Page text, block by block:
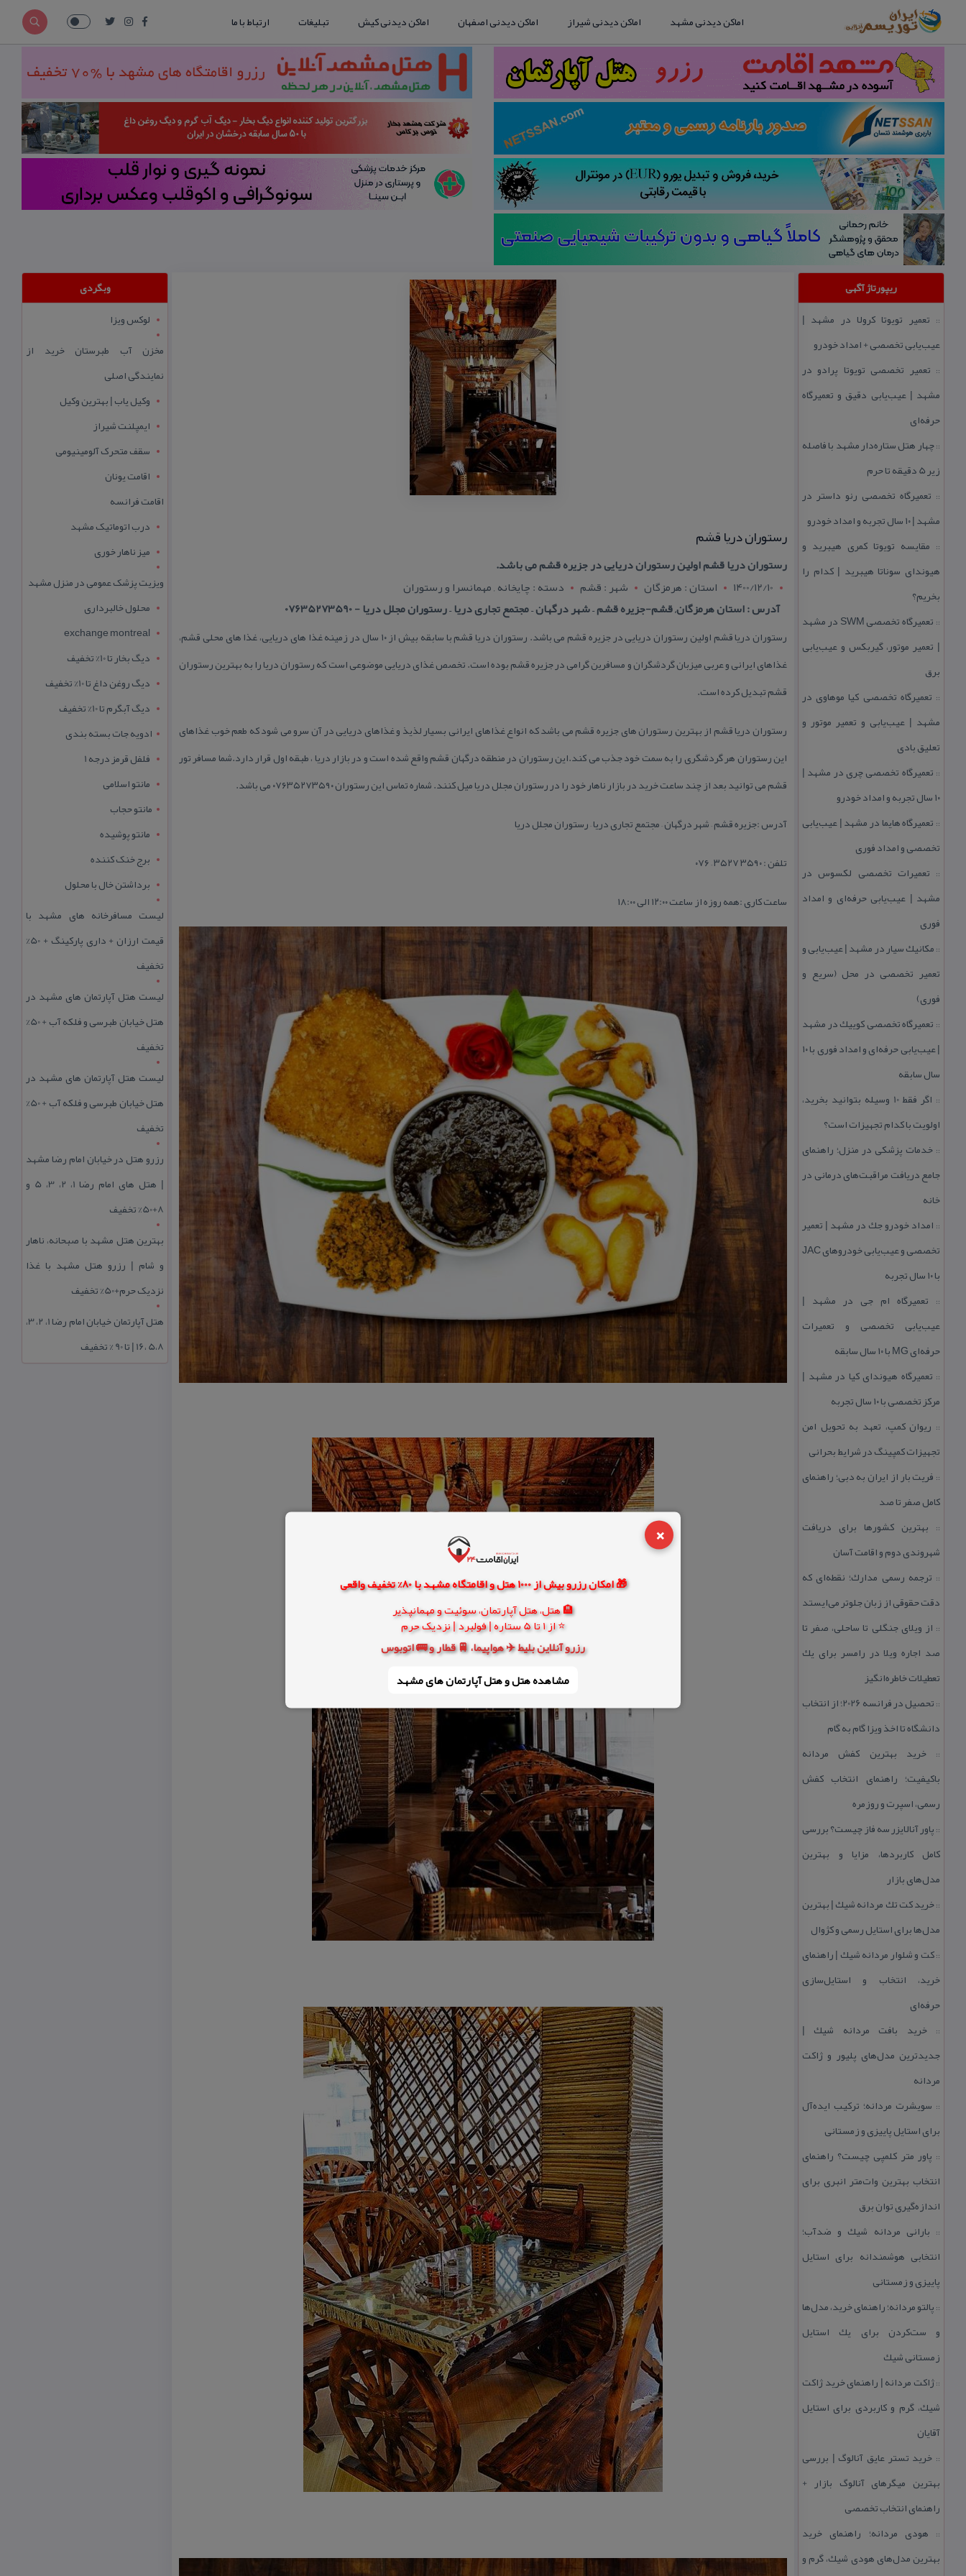
×
🎁 امکان رزرو بیش از 1000 هتل و اقامتگاه مشهد با 80% تخفیف واقعی
🏨 هتل، هتل آپارتمان، سوئیت و مهمانپذیر
⭐ از 1 تا 5 ستاره | فولبرد | نزدیک حرم
رزرو آنلاین بلیط ✈️ هواپیما، 🚆 قطار و 🚌 اتوبوس
مشاهده هتل و هتل‌ آپارتمان های مشهد
اماکن دیدنی مشهد اماکن دیدنی شیراز اماکن دیدنی اصفهان اماکن دیدنی کیش تبلیغات ارتباط با ما
ریپورتاژ آگهی
:: تعمیر تویوتا كرولا در مشهد |
عیب‌یابی تخصصی + امداد خودرو
:: تعمیر تخصصی تویوتا پرادو در
مشهد | عیب‌یابی دقیق و تعمیرگاه
حرفه‌ای
::چهار هتل‌ ستاره‌دار مشهد با فاصله
زیر 5 دقیقه تا حرم
:: تعمیرگاه تخصصی رنو داستر در
مشهد | ۱۰ سال تجربه و امداد خودرو
:: مقایسه تویوتا كمری هیبرید و
هیوندای سوناتا هیبرید | كدام را
بخریم؟
::
تعمیرگاه تخصصی SWM در مشهد
| تعمیر موتور، گیربكس و عیب‌یابی
برق
:: تعمیرگاه تخصصی كیا موهاوی در
مشهد | عیب‌یابی و تعمیر موتور و
تعلیق بادی
:: تعمیرگاه تخصصی چری در مشهد |
۱۰ سال تجربه و امداد خودرو
:: تعمیرگاه هایما در مشهد | عیب‌یابی
تخصصی و امداد فوری
:: تعمیرات تخصصی لكسوس در
مشهد | عیب‌یابی حرفه‌ای و امداد
فوری
:: مكانیك سیار در مشهد | عیب‌یابی و
تعمیر تخصصی در محل (سریع و
فوری)
:: تعمیرگاه تخصصی كوییك در مشهد
| عیب‌یابی حرفه‌ای و امداد فوری با ۱۰
سال سابقه
::
اگر فقط 10 وسیله بتوانید بخرید،
اولویت با كدام تجهیزات است؟
:: خدمات پزشكی در منزل؛ راهنمای
جامع دریافت مراقبت‌های درمانی در
خانه
:: امداد خودرو جك در مشهد | تعمیر
تخصصی و عیب‌یابی خودروهای JAC
با ۱۰ سال تجربه
:: تعمیرگاه ام جی در مشهد |
عیب‌یابی تخصصی و تعمیرات
حرفه‌ای MG با ۱۰ سال سابقه
:: تعمیرگاه هیوندای كیا در مشهد |
مركز تخصصی با ۱۰ سال تجربه
:: ریوان كمپ، تعهد به تحویل امن
تجهیزات كمپینگ در شرایط بحرانی
:: فریت بار از ایران به دبی؛ راهنمای
كامل صفر تا صد
:: بهترین كشورها برای دریافت
شهروندی دوم و اقامت آسان
:: ترجمه رسمی مدارك؛ نقطه‌ای كه
دقت حقوقی از زبان جلوتر می‌ایستد
:: از ویلای جنگلی تا ساحلی، صفر تا
صد اجاره ویلا در رامسر برای یك
تعطیلات خاطره‌انگیز
::
تحصیل در فرانسه 2026؛ از انتخاب
دانشگاه تا اخذ ویزا گام به گام
::خرید بهترین كفش مردانه
باكیفیت؛ راهنمای انتخاب كفش
رسمی، اسپرت و روزمره
:: پاور آنالایزر سه فاز چیست؟ بررسی
كامل كاربردها، مزایا و بهترین
مدل‌های بازار
::خرید كت تك مردانه شیك | بهترین
مدل‌ها برای استایل رسمی و كژوال
::كت و شلوار مردانه شیك | راهنمای
خرید، انتخاب و استایل‌سازی
حرفه‌ای
::خرید بافت مردانه شیك |
جدیدترین مدل‌های پلیور و ژاكت
مردانه
:: سویشرت مردانه؛ تركیب ایده‌آل
برای استایل پاییزی و زمستانی
:: پاور متر كلمپی چیست؟ راهنمای
انتخاب بهترین وات‌متر انبری برای
اندازه‌گیری توان برق
:: بارانی مردانه شیك و ضدآب؛
انتخابی هوشمندانه برای استایل
پاییزی و زمستانی
:: پالتو مردانه؛ راهنمای خرید، مدل‌ها
و ست‌كردن برای یك استایل
زمستانی شیك
::ژاكت مردانه | راهنمای خرید ژاكت
شیك، گرم و كاربردی برای استایل
آقایان
:: خرید تستر عایق آنالوگ | بررسی
بهترین میگرهای آنالوگ بازار +
راهنمای انتخاب تخصصی
:: هودی مردانه؛ راهنمای خرید
بهترین مدل‌های هودی شیك، گرم و
رستوران دریا قشم
رستوران دریا قشم اولین رستوران دریایی در جزیره قشم می باشد.
1400/12/10
استان : هرمزگان شهر : قشم
دسته : چایخانه , مهمانسرا و رستوران
آدرس : استان هرمزگان, قشم-جزیره قشم – شهر درگهان – مجتمع تجاری دریا – رستوران مجلل دریا - 07635273590
رستوران دریا قشم اولین رستوران دریایی در جزیره قشم می باشد. رستوران دریا قشم با سابقه بیش از ۱۰ سال در زمینه غذا های دریایی، غذا های محلی قشم،
غذاهای ایرانی و عربی میزبان گردشگران و مسافرین گرامی در جزیره قشم بوده است. تخصص غذای دریایی موضوعی است كه رستوران دریا را به بهترین رستوران
قشم تبدیل كرده است.
رستوران دریا قشم از بهترین رستوران های جزیره قشم می باشد كه انواع غذاهای ایرانی بسیار لذیذ و غذاهای دریایی در آن سرو می شود كه طعم خوب غذاهای
این رستوران هر گردشگری را به سمت خود جذب می كند.این رستوران در منطقه درگهان قشم واقع شده است و در بازار دریا ، طبقه اول قرار دارد.شما مسافر تور
قشم می توانید بعد از چند ساعت خرید در بازار ناهار خود را در رستوران مجلل دریا میل كنند. شماره تماس این رستوران ۰۷۶۳۵۲۷۳۵۹۰ می باشد.
آدرس :جزیره قشم – شهر درگهان – مجتمع تجاری دریا – رستوران مجلل دریا
تلفن : ۳۵۹۰ ۳۵۲۷ – ۰۷۶
ساعت كاری :همه روزه از ساعت ۱۲:۰۰ الی ۱۸:۰۰
وبگردی
لوکس ویزا
مخزن آب طبرستان خرید از
نمایندگی اصلی
وکیل یاب | بهترین وکیل
ایمپلنت شیراز
سقف متحرک آلومینیومی
اقامت یونان
اقامت فرانسه
درب اتوماتیک مشهد
میز ناهار خوری
ویزیت پزشک عمومی در منزل مشهد
محلول خالبرداری
exchange montreal
دیگ بخار تا 10% تخفیف
دیگ روغن داغ تا 10% تخفیف
دیگ آبگرم تا 10% تخفیف
ادویه جات بسته بندی
فلفل قرمز درجه 1
مانتو اسلامی
مانتو حجاب
مانتو پوشیده
برج خنک کننده
برداشتن خال با محلول
لیست مسافرخانه های مشهد با
قیمت ارزان + داری پارکینگ + 50%
تخفیف
لیست هتل آپارتمان های مشهد در
هتل خیابان طبرسی و فلکه آب + 50%
تخفیف
لیست هتل آپارتمان های مشهد در
هتل خیابان طبرسی و فلکه آب + 50%
تخفیف
رزرو هتل در خیابان امام رضا مشهد
| هتل‌ های امام رضا 1، 2، 3، 5 و
8+50% تخفیف
بهترین هتل مشهد با صبحانه، ناهار
و شام | رزرو هتل مشهد با غذا
نزدیک حرم+50% تخفیف
هتل آپارتمان خیابان امام رضا 1، 2، 3،
5،8 ،16 | تا 90 % تخفیف